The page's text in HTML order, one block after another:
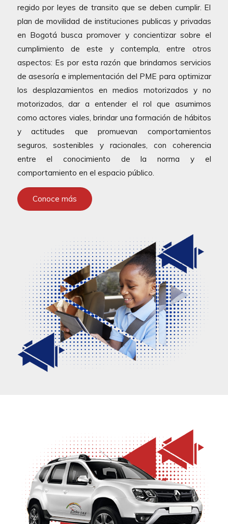
regido por leyes de transito que se deben cumplir. El
plan de movilidad de instituciones publicas y privadas
en Bogotá busca promover y concientizar sobre el
cumplimiento de este y contempla, entre otros
aspectos: Es por esta razón que brindamos servicios
de asesoría e implementación del PME para optimizar
los desplazamientos en medios motorizados y no
motorizados, dar a entender el rol que asumimos
como actores viales, brindar una formación de hábitos
y actitudes que promuevan comportamientos
seguros, sostenibles y racionales, con coherencia
entre el conocimiento de la norma y el
comportamiento en el espacio público.
Conoce más